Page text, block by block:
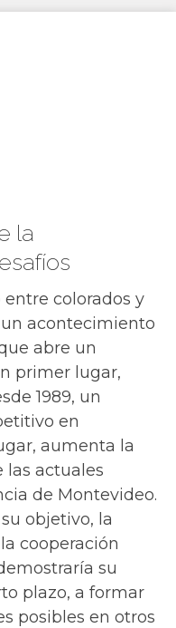
la
entre colorados y
acontecimiento
abre un
primer lugar,
1989, un
en
aumenta la
las actuales
de Montevideo.
objetivo, la
cooperación
su
plazo, a formar
posibles en otros